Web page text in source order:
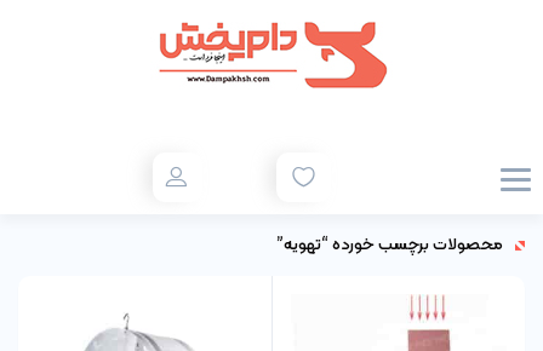
محصولات برچسب خورده “تهویه”